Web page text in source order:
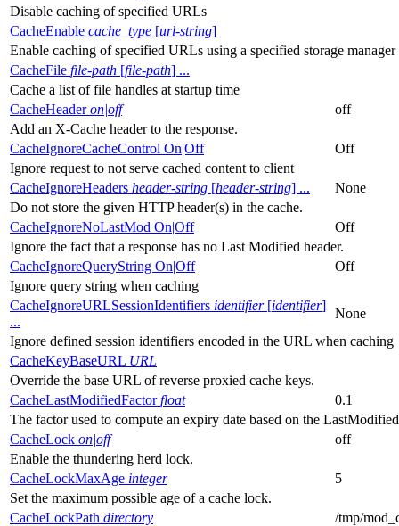
Disable caching of specified URLs
CacheEnable cache_type [url-string]
Enable caching of specified URLs using a specified storage manager
CacheFile file-path [file-path] ...
Cache a list of file handles at startup time
CacheHeaderon|off
off
Add an X-Cache header to the response.
CacheIgnoreCacheControl On|Off
Off
Ignore request to not serve cached content to client
CacheIgnoreHeaders header-string [header-string] ...
None
Do not store the given HTTP header(s) in the cache.
CacheIgnoreNoLastMod On|Off
Off
Ignore the fact that a response has no Last Modified header.
CacheIgnoreQueryString On|Off
Off
Ignore query string when caching
CacheIgnoreURLSessionIdentifiers identifier[identifier]
...
None
Ignore defined session identifiers encoded in the URL when caching
CacheKeyBaseURL URL
Override the base URL of reverse proxied cache keys.
CacheLastModifiedFactorfloat
0.1
The factor used to compute an expiry date based on the
CacheLock on|off
off
Enable the thundering herd lock.
CacheLockMaxAge integer
5
Set the maximum possible age of a cache lock.
CacheLockPath directory /tmp/